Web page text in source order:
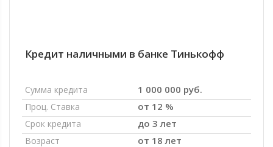
Кредит наличными в банке Тинькофф
Сумма кредита 1 000 000 руб.
Проц. Ставка от 12 %
Срок кредита до 3 лет
Возраст от 18 лет